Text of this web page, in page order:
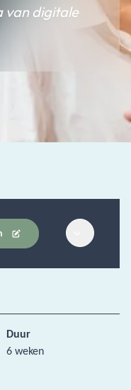
van digitale
Duur
6 weken